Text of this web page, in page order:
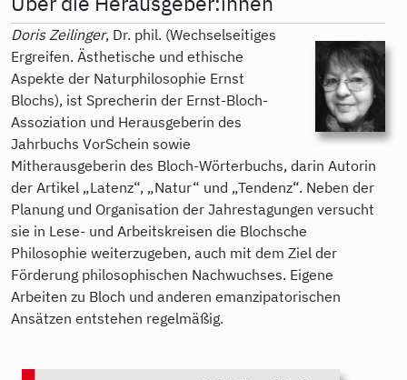
Doris Zeilinger, Dr. phil. (Wechselseitiges
Ergreifen. Ästhetische und ethische
Aspekte der Naturphilosophie Ernst
Blochs), ist Sprecherin der Ernst-Bloch-
Assoziation und Herausgeberin des
Jahrbuchs VorSchein sowie
Mitherausgeberin des Bloch-Wörterbuchs, darin Autorin
der Artikel „Latenz“, „Natur“ und „Tendenz“. Neben der
Planung und Organisation der Jahrestagungen versucht
sie in Lese- und Arbeitskreisen die Blochsche
Philosophie weiterzugeben, auch mit dem Ziel der
Förderung philosophischen Nachwuchses. Eigene
Arbeiten zu Bloch und anderen emanzipatorischen
Ansätzen entstehen regelmäßig.
9783896911490.jpg